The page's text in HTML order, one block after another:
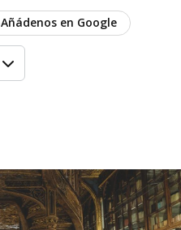
Añádenos en Google